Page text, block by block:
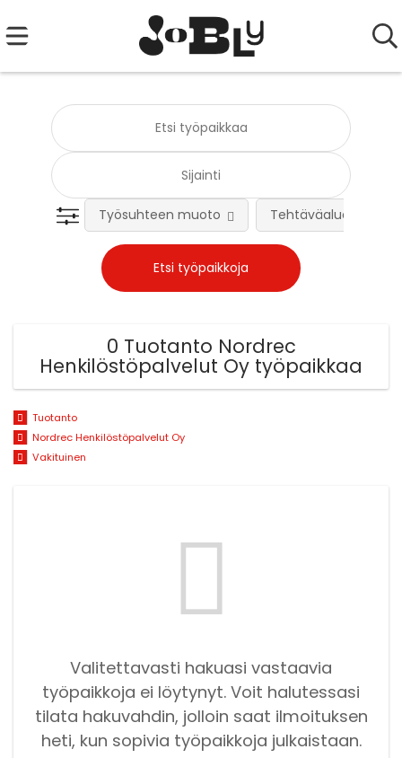
Työsuhteen muoto Tehtäväalue
0 Tuotanto Nordrec
Henkilöstöpalvelut Oy työpaikkaa
Tuotanto
Nordrec Henkilöstöpalvelut Oy
Vakituinen
Valitettavasti hakuasi vastaavia
työpaikkoja ei löytynyt. Voit halutessasi
tilata hakuvahdin, jolloin saat ilmoituksen
heti, kun sopivia työpaikkoja julkaistaan.